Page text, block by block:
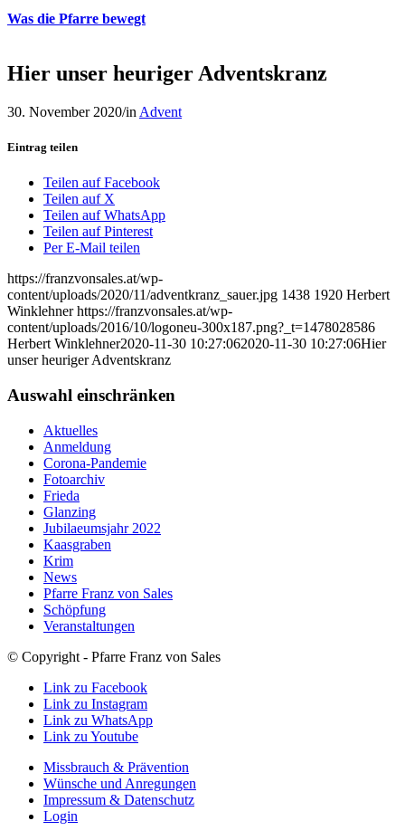
Was die Pfarre bewegt
Hier unser heuriger Adventskranz
30. November 2020/in Advent
Eintrag teilen
Teilen auf Facebook
Teilen auf X
Teilen auf WhatsApp
Teilen auf Pinterest
Per E-Mail teilen
https://franzvonsales.at/wp-
content/uploads/2020/11/adventkranz_sauer.jpg 1438 1920 Herbert
Winklehner https://franzvonsales.at/wp-
content/uploads/2016/10/logoneu-300x187.png?_t=1478028586
Herbert Winklehner2020-11-30 10:27:062020-11-30 10:27:06Hier
unser heuriger Adventskranz
Auswahl einschränken
Aktuelles
Anmeldung
Corona-Pandemie
Fotoarchiv
Frieda
Glanzing
Jubilaeumsjahr 2022
Kaasgraben
Krim
News
Pfarre Franz von Sales
Schöpfung
Veranstaltungen
© Copyright - Pfarre Franz von Sales
Link zu Facebook
Link zu Instagram
Link zu WhatsApp
Link zu Youtube
Missbrauch & Prävention
Wünsche und Anregungen
Impressum & Datenschutz
Login